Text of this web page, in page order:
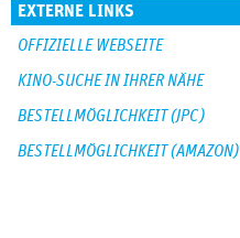
EXTERNE LINKS
OFFIZIELLE WEBSEITE
KINO-SUCHE IN IHRER NÄHE
BESTELLMÖGLICHKEIT (JPC)
BESTELLMÖGLICHKEIT (AMAZON)